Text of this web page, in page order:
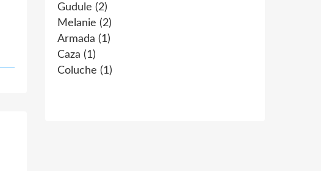
Gudule (2)
Melanie (2)
Armada (1)
Caza (1)
Coluche (1)